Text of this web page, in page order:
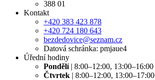
388 01
Kontakt
+420 383 423 878
+420 724 180 643
bezdedovice@seznam.cz
Datová schránka: pmjaue4
Úřední hodiny
Pondělí| 8:00–12:00, 13:00–16:00
Čtvrtek | 8:00–12:00, 13:00–17:00